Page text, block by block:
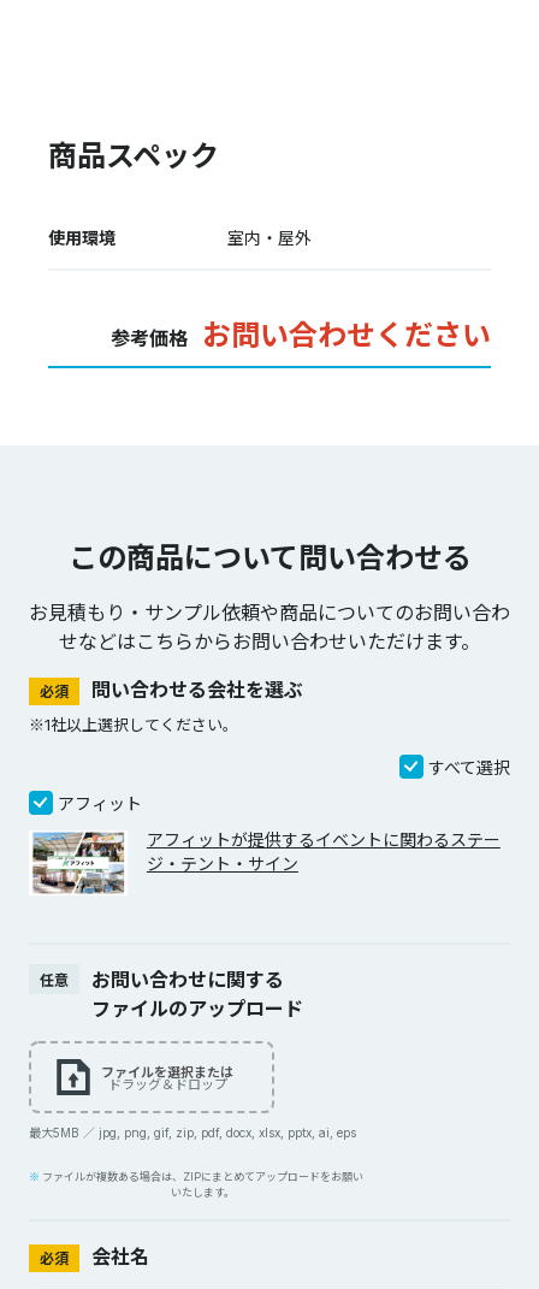
商品スペック
使用環境 室内・屋外
参考価格 お問い合わせください
この商品について問い合わせる
お見積もり・サンプル依頼や商品についてのお問い合わ
せなどは こちらからお問い合わせいただけます。
必須 問い合わせる会社を選ぶ
※1社以上選択してください。
すべて選択
アフィット
アフィットが提供するイベントに関わるステー
ジ・テント・サイン
任意
お問い合わせに関する
ファイルのアップロード
ファイルを選択または
ドラッグ＆ドロップ
最大5MB ／ jpg, png, gif, zip, pdf, docx, xlsx, pptx, ai, eps
ファイルが複数ある場合は、ZIPにまとめてアップロードをお願い
いたします。
必須 会社名